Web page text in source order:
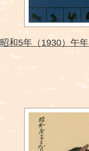
昭和5年（1930）午年